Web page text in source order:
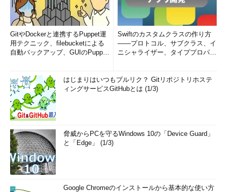
GitやDockerと連携するPuppet運
用テクニック、filebucketによる
自動バックアップ、GUIのPupp
Swiftのカスタムクラスの作り方
――プロトコル、サブクラス、イ
ニシャライザー、タイププロパテ
はじまりはいつもプルリク？ Gitリポジトリホステ
ィングサービスGitHubとは (1/3)
脅威からPCを守るWindows 10の「Device Guard」
と「Edge」 (1/3)
Google Chromeのインストールから基本的な使い方